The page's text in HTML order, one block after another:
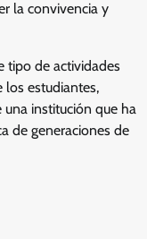
la convivencia y
tipo de actividades
estudiantes,
una institución que ha
de generaciones de